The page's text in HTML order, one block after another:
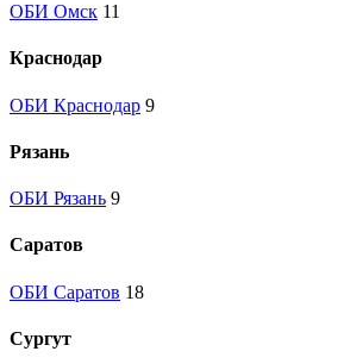
ОБИ Омск 11
Краснодар
ОБИ Краснодар 9
Рязань
ОБИ Рязань 9
Саратов
ОБИ Саратов 18
Сургут